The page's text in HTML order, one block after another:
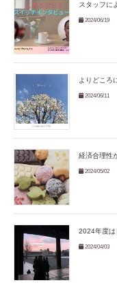
スタッフに
2024/06/19
よりどころ
2024/06/11
経済合理性
2024/05/02
2024年度は
2024/04/03